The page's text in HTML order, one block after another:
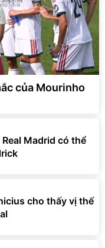
của Mourinho
Madrid có thể
cho thấy vị thế